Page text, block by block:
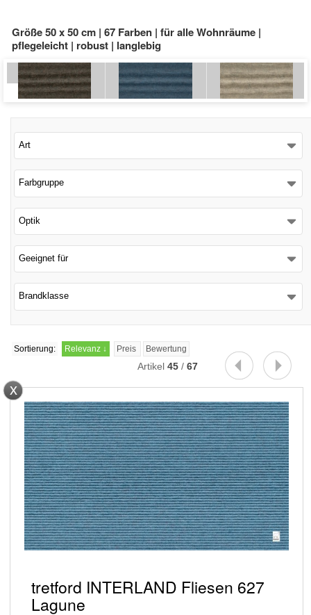
Größe 50 x 50 cm | 67 Farben | für alle Wohnräume |
pflegeleicht | robust | langlebig
Art
Farbgruppe
Optik
Geeignet für
Brandklasse
Sortierung: Relevanz ↓ Preis Bewertung
Artikel 45 / 67
tretford INTERLAND Fliesen 627
Lagune
x